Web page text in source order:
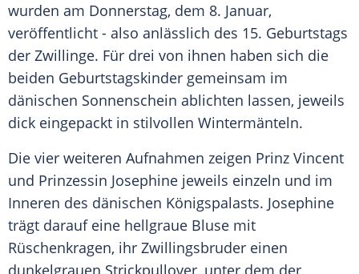
wurden am Donnerstag, dem 8. Januar,
veröffentlicht - also anlässlich des 15. Geburtstags
der Zwillinge. Für drei von ihnen haben sich die
beiden Geburtstagskinder gemeinsam im
dänischen Sonnenschein ablichten lassen, jeweils
dick eingepackt in stilvollen Wintermänteln.
Die vier weiteren Aufnahmen zeigen Prinz Vincent
und Prinzessin Josephine jeweils einzeln und im
Inneren des dänischen Königspalasts. Josephine
trägt darauf eine hellgraue Bluse mit
Rüschenkragen, ihr Zwillingsbruder einen